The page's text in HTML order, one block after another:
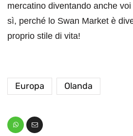
mercatino diventando anche
sì, perché lo Swan Market è
proprio stile di vita!
Europa Olanda